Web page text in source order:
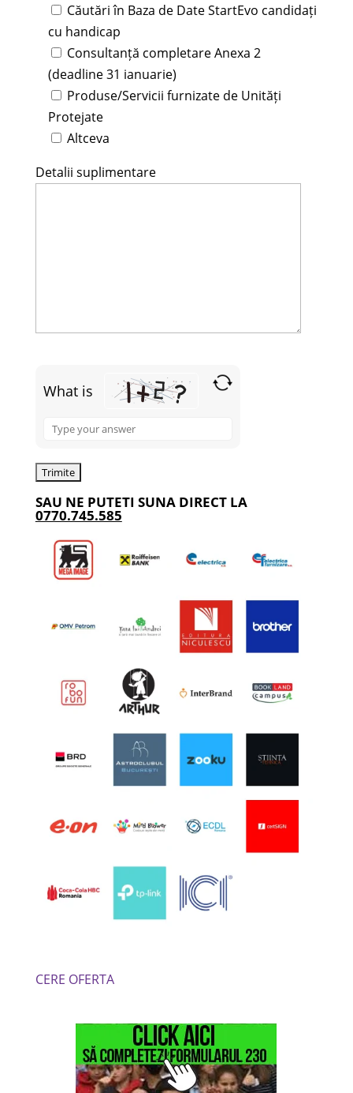
Căutări în Baza de Date StartEvo candidați
cu handicap
Consultanță completare Anexa 2
(deadline 31 ianuarie)
Produse/Servicii furnizate de Unități
Protejate
Altceva
Detalii suplimentare
What is
the
math
problem
shown
in
the
image
SAU NE PUTETI SUNA DIRECT LA
0770.745.585
CERE OFERTA